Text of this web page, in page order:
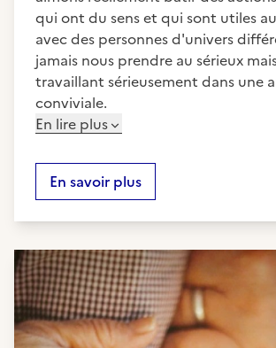
qui ont du sens et qui sont utiles
avec des personnes d'univers
jamais nous prendre au sérieux
travaillant sérieusement dans une
conviviale.
En lire plus
En savoir plus